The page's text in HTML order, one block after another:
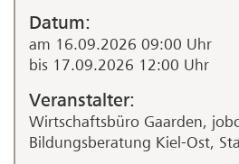
Datum:
am 16.09.2026 09:00 Uhr
bis 17.09.2026 12:00 Uhr
Veranstalter:
Wirtschaftsbüro Gaarden,
Bildungsberatung Kiel-Ost,